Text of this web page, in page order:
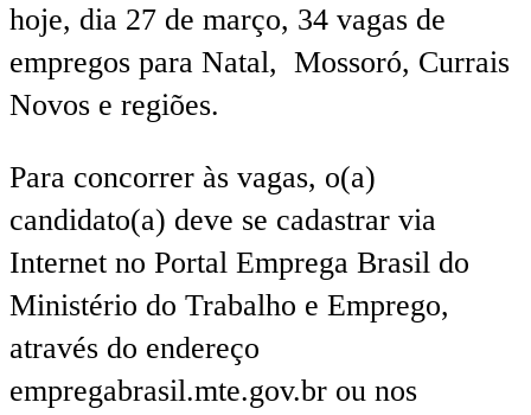
hoje, dia 27 de março, 34 vagas de
empregos para Natal, Mossoró, Currais
Novos e regiões.
Para concorrer às vagas, o(a)
candidato(a) deve se cadastrar via
Internet no Portal Emprega Brasil do
Ministério do Trabalho e Emprego,
através do endereço
empregabrasil.mte.gov.br ou nos